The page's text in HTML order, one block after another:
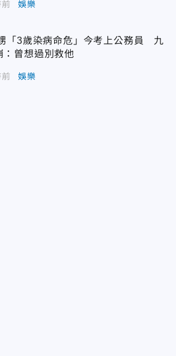
娛樂
「3歲染病命危」今考上公務員 九
：曾想過別救他
娛樂